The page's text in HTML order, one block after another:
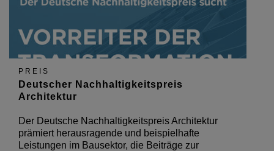
PREIS
Deutscher Nachhaltigkeitspreis
Architektur
Der Deutsche Nachhaltigkeitspreis Architektur
prämiert herausragende und beispielhafte
Leistungen im Bausektor, die Beiträge zur